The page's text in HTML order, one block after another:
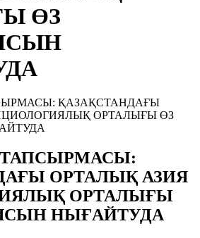
ӨЗ
ОРТАЛЫҚ АЗИЯ
ОРТАЛЫҒЫ
НЫҒАЙТУДА